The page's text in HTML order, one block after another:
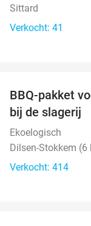
Sittard
Verkocht: 41
BBQ-pakket
bij de slagerij
Ekoelogisch
Dilsen-Stokkem (6
Verkocht: 414